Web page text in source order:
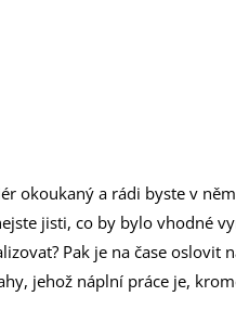
okoukaný a rádi byste v
jisti, co by bylo vhodné
Pak je na čase oslovit
jehož náplní práce je,